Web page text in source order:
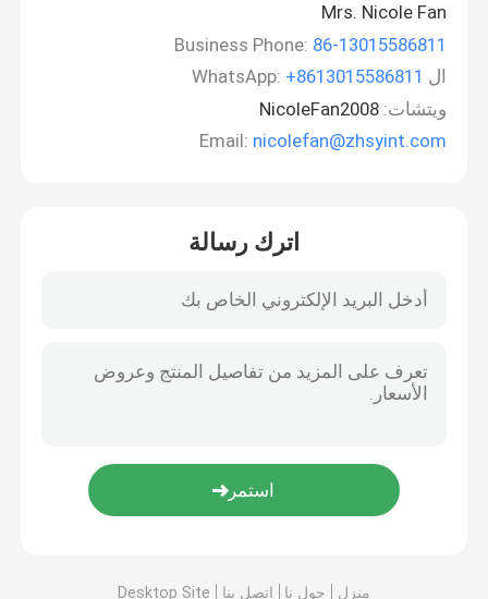
Mrs. Nicole Fan
Business Phone: 86-13015586811
ال WhatsApp: +8613015586811
ويتشات: NicoleFan2008
Email: nicolefan@zhsyint.com
اترك رسالة
منزل حول نا اتصل بنا Desktop Site